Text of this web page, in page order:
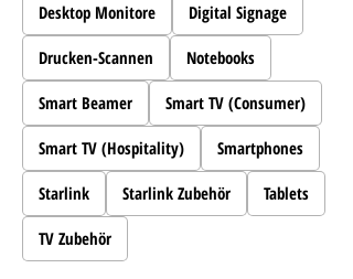
Desktop Monitore Digital Signage
Drucken-Scannen Notebooks
Smart Beamer Smart TV (Consumer)
Smart TV (Hospitality) Smartphones
Starlink Starlink Zubehör Tablets
TV Zubehör